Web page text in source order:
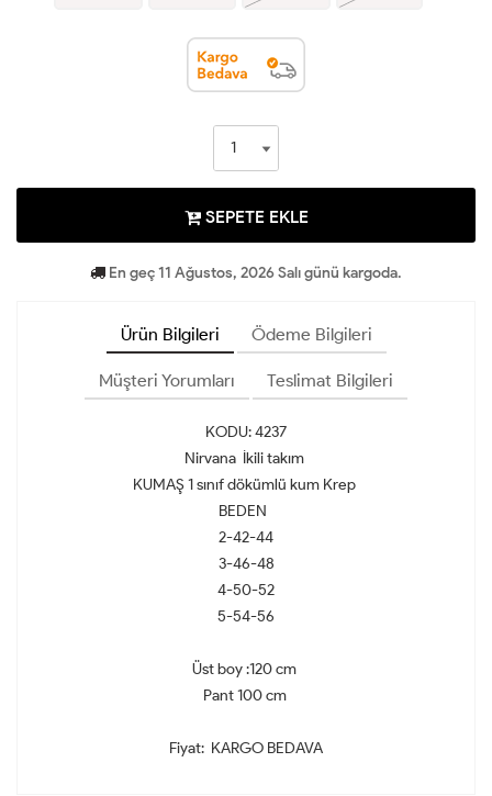
SEPETE EKLE
En geç 11 Ağustos, 2026 Salı günü kargoda.
Ürün Bilgileri Ödeme Bilgileri
Müşteri Yorumları Teslimat Bilgileri
KODU: 4237
Nirvana İkili takım
KUMAŞ 1 sınıf dökümlü kum Krep
BEDEN
2-42-44
3-46-48
4-50-52
5-54-56
Üst boy :120 cm
Pant 100 cm
Fiyat: KARGO BEDAVA